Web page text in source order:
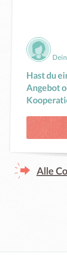
Hast du
Angebot
Alle